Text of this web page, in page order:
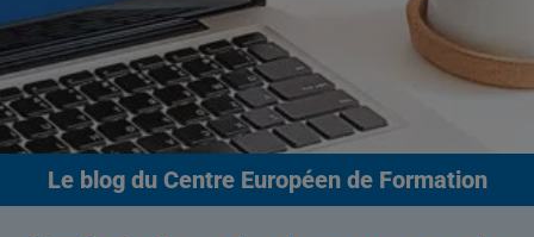
Le blogdu Centre Européen de Formation